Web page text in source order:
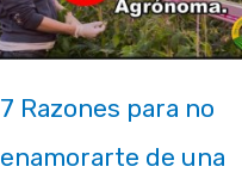
7 Razones para no
enamorarte de una